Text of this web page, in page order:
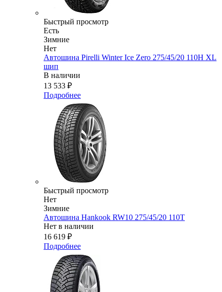
Быстрый просмотр
Есть
Зимние
Нет
Автошина Pirelli Winter Ice Zero 275/45/20 110H XL
шип
В наличии
13 533 ₽
Подробнее
Быстрый просмотр
Нет
Зимние
Автошина Hankook RW10 275/45/20 110T
Нет в наличии
16 619 ₽
Подробнее